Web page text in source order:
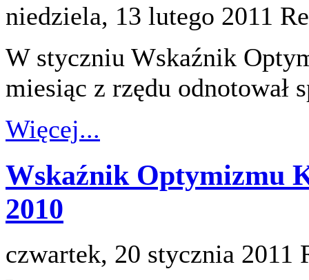
niedziela, 13 lutego 2011
W styczniu Wskaźnik
miesiąc z rzędu odnotował
Więcej...
Wskaźnik Optymizmu
2010
czwartek, 20 stycznia 2011